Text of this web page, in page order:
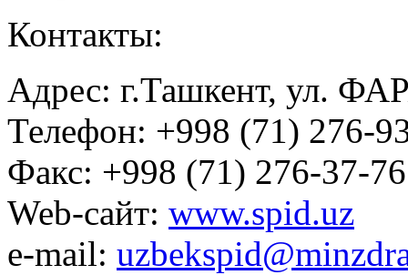
Контакты:
Адрес: г.Ташкент, ул.
Телефон: +998 (71) 276-
Факс: +998 (71) 276-37-76
Web-сайт: www.spid.uz
e-mail: